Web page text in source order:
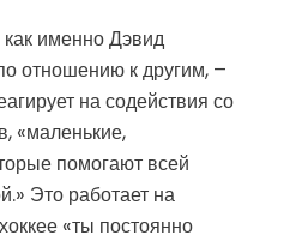
как именно Дэвид
отношению к другим, –
на содействия со
«маленькие,
помогают всей
Это работает на
«ты постоянно